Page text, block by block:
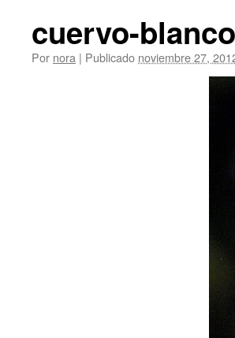
cuervo-
Por nora | Publicado noviembre 27,